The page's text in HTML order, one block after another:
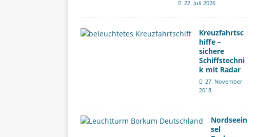
22. Juli 2026
Kreuzfahrtsc
hiffe –
sichere
Schiffstechni
k mit Radar
27. November
2018
Nordseein
sel